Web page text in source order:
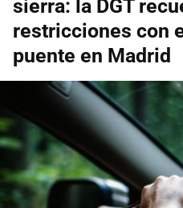
sierra: la DGT
restricciones con
puente en Madrid